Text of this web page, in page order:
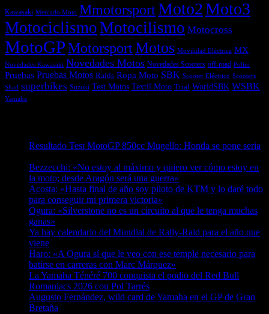
Kawasaki Mercado Moto MmotorsportMoto2Moto3
MotociclismoMotocilismo Motocross
MotoGPMotorsportMotos Movilidad Eléctrica MX
Novedades Kawasaki Novedades Motos Novedades Scooters off-road Polini
Pruebas Pruebas Motos Raids Ropa Moto SBK Scooter Eléctrico Scooters
Shad superbikes Suzuki Test Motos Textil Moto Trial WorldSBK WSBK
Yamaha
Resultado Test MotoGP 850cc Mugello: Honda se pone seria
Bezzecchi: «No estoy al máximo y quiero ver cómo estoy en
la moto; desde Aragón será una guerra»
Acosta: «Hasta final de año soy piloto de KTM y lo daré todo
para conseguir mi primera victoria»
Ogura: «Silverstone no es un circuito al que le tenga muchas
ganas»
Ya hay calendario del Mundial de Rally-Raid para el año que
viene
Haro: «A Ogura sí que le veo con ese temple necesario para
batirse en carreras con Marc Márquez»
La Yamaha Ténéré 700 conquista el podio del Red Bull
Romaniacs 2026 con Pol Tarrés
Augusto Fernández, wild card de Yamaha en el GP de Gran
Bretaña